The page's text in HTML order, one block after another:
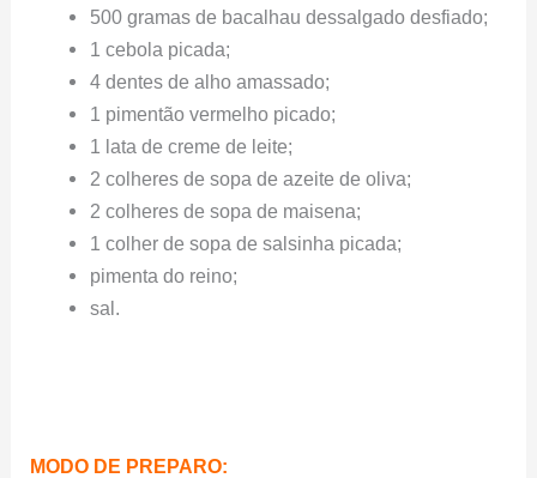
500 gramas de bacalhau dessalgado desfiado;
1 cebola picada;
4 dentes de alho amassado;
1 pimentão vermelho picado;
1 lata de creme de leite;
2 colheres de sopa de azeite de oliva;
2 colheres de sopa de maisena;
1 colher de sopa de salsinha picada;
pimenta do reino;
sal.
MODO DE PREPARO: